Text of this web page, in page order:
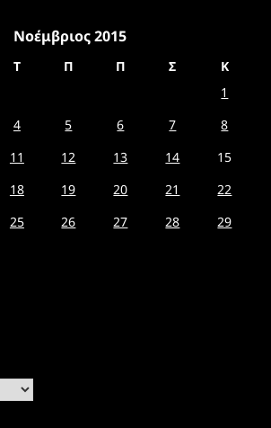
Νοέμβριος 2015
Τ Π Π Σ
Κ
1
4 5 6 7
8
11 12 13 14
15
18 19 20 21
22
25 26 27 28
29